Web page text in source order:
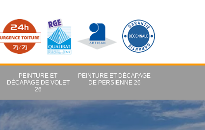
PEINTURE ET
DÉCAPAGE DE VOLET
26
PEINTURE ET DÉCAPAGE
DE PERSIENNE 26